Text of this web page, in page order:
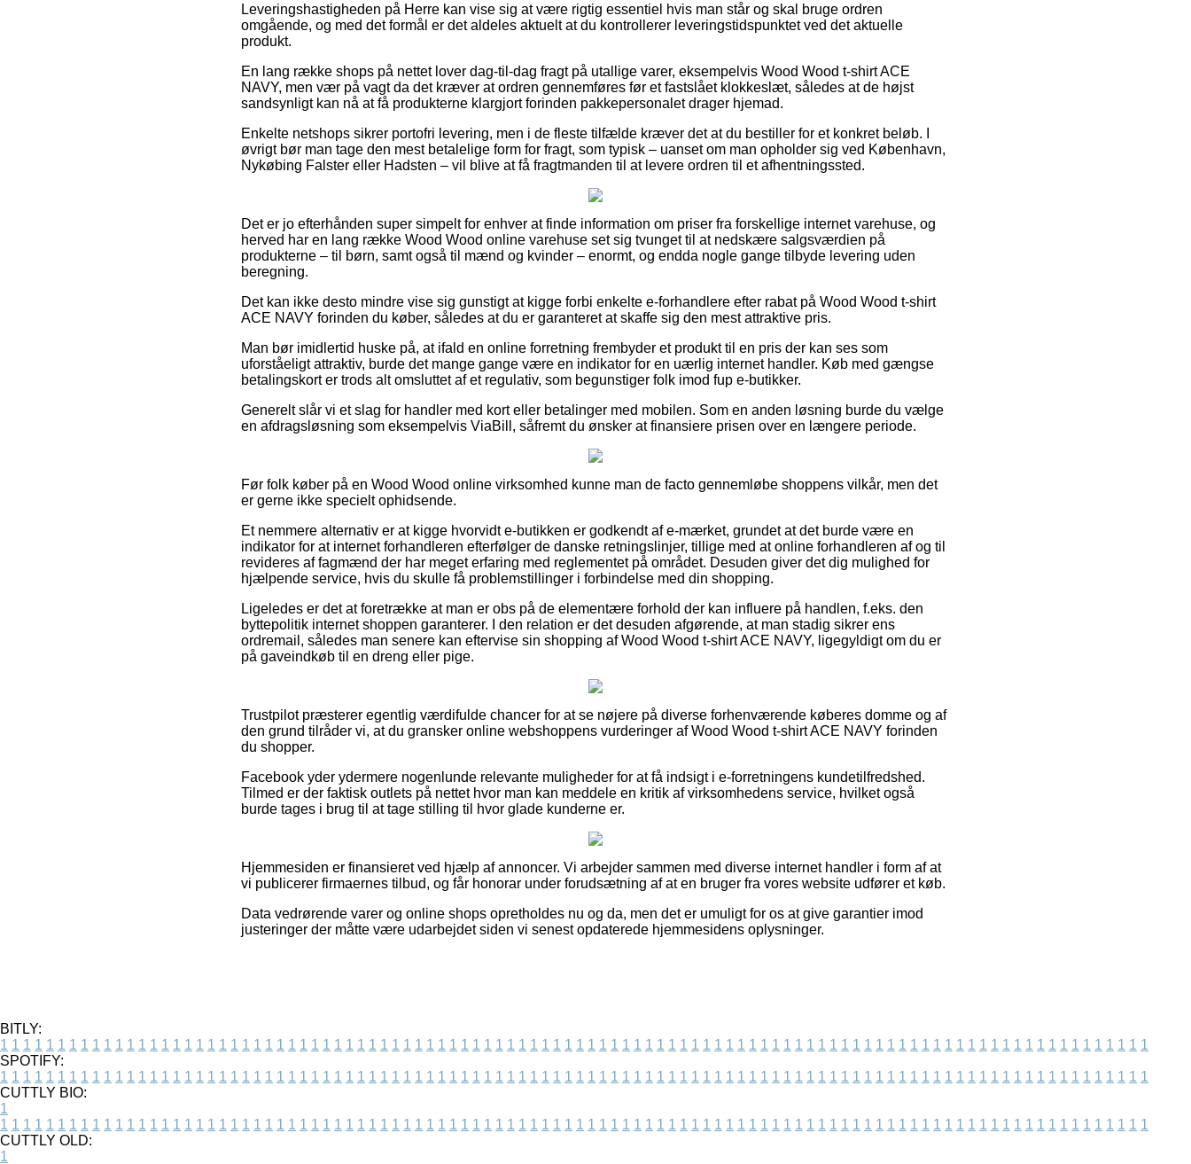
Leveringshastigheden på Herre kan vise sig at være rigtig essentiel hvis man står og skal bruge ordren
omgående, og med det formål er det aldeles aktuelt at du kontrollerer leveringstidspunktet ved det aktuelle
produkt.
En lang række shops på nettet lover dag-til-dag fragt på utallige varer, eksempelvis Wood Wood t-shirt ACE
NAVY, men vær på vagt da det kræver at ordren gennemføres før et fastslået klokkeslæt, således at de højst
sandsynligt kan nå at få produkterne klargjort forinden pakkepersonalet drager hjemad.
Enkelte netshops sikrer portofri levering, men i de fleste tilfælde kræver det at du bestiller for et konkret beløb. I
øvrigt bør man tage den mest betalelige form for fragt, som typisk – uanset om man opholder sig ved København,
Nykøbing Falster eller Hadsten – vil blive at få fragtmanden til at levere ordren til et afhentningssted.
Det er jo efterhånden super simpelt for enhver at finde information om priser fra forskellige internet varehuse, og
herved har en lang række Wood Wood online varehuse set sig tvunget til at nedskære salgsværdien på
produkterne – til børn, samt også til mænd og kvinder – enormt, og endda nogle gange tilbyde levering uden
beregning.
Det kan ikke desto mindre vise sig gunstigt at kigge forbi enkelte e-forhandlere efter rabat på Wood Wood t-shirt
ACE NAVY forinden du køber, således at du er garanteret at skaffe sig den mest attraktive pris.
Man bør imidlertid huske på, at ifald en online forretning frembyder et produkt til en pris der kan ses som
uforståeligt attraktiv, burde det mange gange være en indikator for en uærlig internet handler. Køb med gængse
betalingskort er trods alt omsluttet af et regulativ, som begunstiger folk imod fup e-butikker.
Generelt slår vi et slag for handler med kort eller betalinger med mobilen. Som en anden løsning burde du vælge
en afdragsløsning som eksempelvis ViaBill, såfremt du ønsker at finansiere prisen over en længere periode.
Før folk køber på en Wood Wood online virksomhed kunne man de facto gennemløbe shoppens vilkår, men det
er gerne ikke specielt ophidsende.
Et nemmere alternativ er at kigge hvorvidt e-butikken er godkendt af e-mærket, grundet at det burde være en
indikator for at internet forhandleren efterfølger de danske retningslinjer, tillige med at online forhandleren af og til
revideres af fagmænd der har meget erfaring med reglementet på området. Desuden giver det dig mulighed for
hjælpende service, hvis du skulle få problemstillinger i forbindelse med din shopping.
Ligeledes er det at foretrække at man er obs på de elementære forhold der kan influere på handlen, f.eks. den
byttepolitik internet shoppen garanterer. I den relation er det desuden afgørende, at man stadig sikrer ens
ordremail, således man senere kan eftervise sin shopping af Wood Wood t-shirt ACE NAVY, ligegyldigt om du er
på gaveindkøb til en dreng eller pige.
Trustpilot præsterer egentlig værdifulde chancer for at se nøjere på diverse forhenværende køberes domme og af
den grund tilråder vi, at du gransker online webshoppens vurderinger af Wood Wood t-shirt ACE NAVY forinden
du shopper.
Facebook yder ydermere nogenlunde relevante muligheder for at få indsigt i e-forretningens kundetilfredshed.
Tilmed er der faktisk outlets på nettet hvor man kan meddele en kritik af virksomhedens service, hvilket også
burde tages i brug til at tage stilling til hvor glade kunderne er.
Hjemmesiden er finansieret ved hjælp af annoncer. Vi arbejder sammen med diverse internet handler i form af at
vi publicerer firmaernes tilbud, og får honorar under forudsætning af at en bruger fra vores website udfører et køb.
Data vedrørende varer og online shops opretholdes nu og da, men det er umuligt for os at give garantier imod
justeringer der måtte være udarbejdet siden vi senest opdaterede hjemmesidens oplysninger.
BITLY:
1 1 1 1 1 1 1 1 1 1 1 1 1 1 1 1 1 1 1 1 1 1 1 1 1 1 1 1 1 1 1 1 1 1 1 1 1 1 1 1 1 1 1 1 1 1 1 1 1 1 1 1 1 1 1 1 1 1 1 1 1 1 1 1 1 1 1 1 1 1 1 1 1 1 1 1 1 1 1 1 1 1 1 1 1 1 1 1 1 1 1 1 1 1 1 1 1 1 1 1
SPOTIFY:
1 1 1 1 1 1 1 1 1 1 1 1 1 1 1 1 1 1 1 1 1 1 1 1 1 1 1 1 1 1 1 1 1 1 1 1 1 1 1 1 1 1 1 1 1 1 1 1 1 1 1 1 1 1 1 1 1 1 1 1 1 1 1 1 1 1 1 1 1 1 1 1 1 1 1 1 1 1 1 1 1 1 1 1 1 1 1 1 1 1 1 1 1 1 1 1 1 1 1 1
CUTTLY BIO:
1
1 1 1 1 1 1 1 1 1 1 1 1 1 1 1 1 1 1 1 1 1 1 1 1 1 1 1 1 1 1 1 1 1 1 1 1 1 1 1 1 1 1 1 1 1 1 1 1 1 1 1 1 1 1 1 1 1 1 1 1 1 1 1 1 1 1 1 1 1 1 1 1 1 1 1 1 1 1 1 1 1 1 1 1 1 1 1 1 1 1 1 1 1 1 1 1 1 1 1 1
CUTTLY OLD:
1